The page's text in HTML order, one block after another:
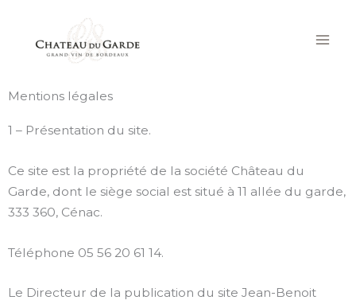
contenu
Mentions légales
1 – Présentation du site.
Ce site est la propriété de la société Château du
Garde, dont le siège social est situé à 11 allée du garde,
333 360, Cénac.
Téléphone 05 56 20 61 14.
Le Directeur de la publication du site Jean-Benoit